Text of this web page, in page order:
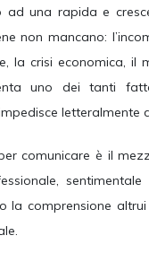
ad una rapida e
non mancano:
la crisi economica, il
uno dei tanti
letteralmente
comunicare è il
la comprensione